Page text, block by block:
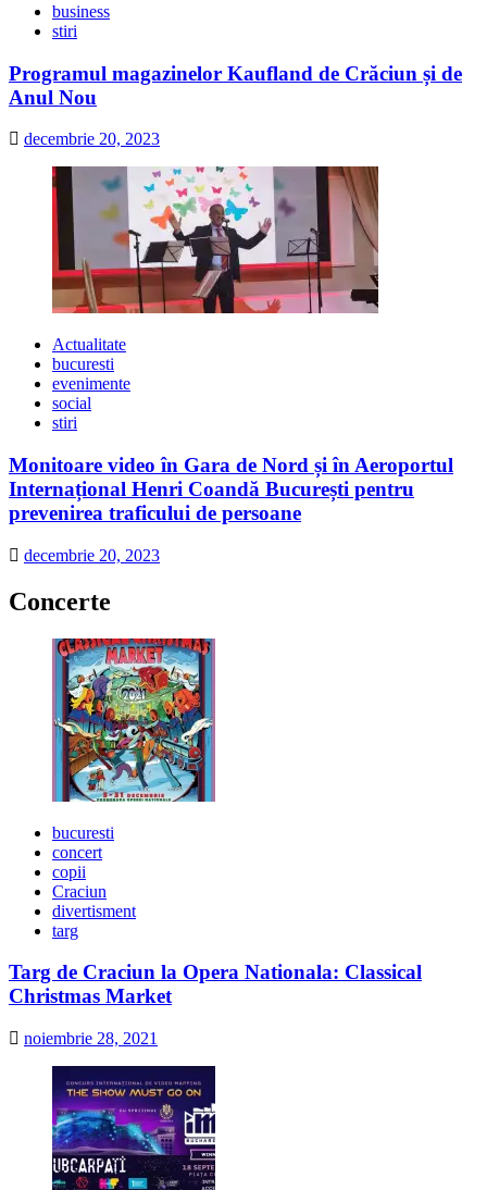
business
stiri
Programul magazinelor Kaufland de Crăciun și de
Anul Nou
decembrie 20, 2023
Actualitate
bucuresti
evenimente
social
stiri
Monitoare video în Gara de Nord și în Aeroportul
Internațional Henri Coandă București pentru
prevenirea traficului de persoane
decembrie 20, 2023
Concerte
bucuresti
concert
copii
Craciun
divertisment
targ
Targ de Craciun la Opera Nationala: Classical
Christmas Market
noiembrie 28, 2021